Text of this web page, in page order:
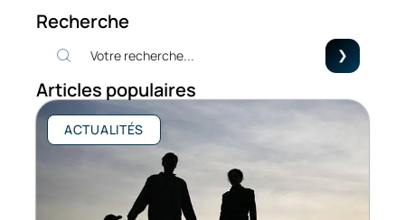
Recherche
Articles populaires
ACTUALITÉS